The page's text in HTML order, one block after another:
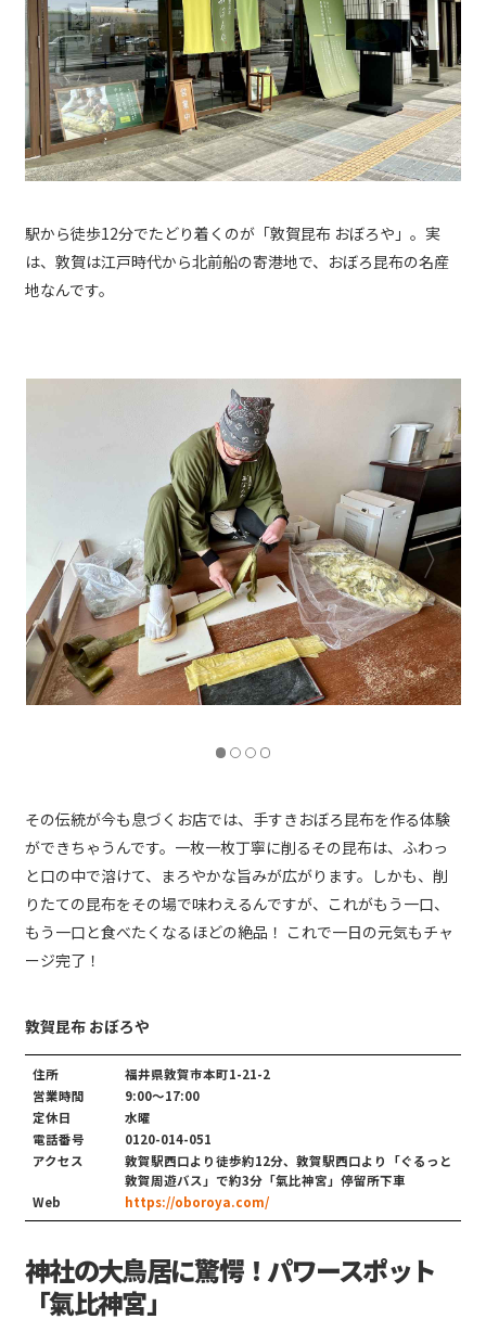
駅から徒歩12分でたどり着くのが「敦賀昆布 おぼろや」。実
は、敦賀は江戸時代から北前船の寄港地で、おぼろ昆布の名産
地なんです。
その伝統が今も息づくお店では、手すきおぼろ昆布を作る体験
ができちゃうんです。一枚一枚丁寧に削るその昆布は、ふわっ
と口の中で溶けて、まろやかな旨みが広がります。しかも、削
りたての昆布をその場で味わえるんですが、これがもう一口、
もう一口と食べたくなるほどの絶品！ これで一日の元気もチャ
ージ完了！
敦賀昆布 おぼろや
住所
福井県敦賀市本町1-21-2
営業時間
9:00〜17:00
定休日
水曜
電話番号
0120-014-051
アクセス
敦賀駅西口より徒歩約12分、敦賀駅西口より「ぐるっと
敦賀周遊バス」で約3分「氣比神宮」停留所下車
Web
https://oboroya.com/
神社の大鳥居に驚愕！パワースポット
「氣比神宮」